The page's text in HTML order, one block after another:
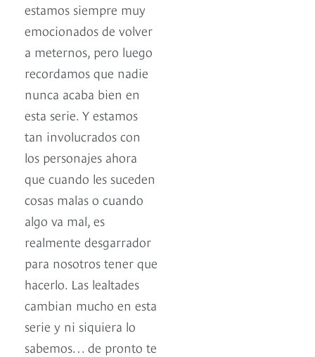
estamos siempre muy
emocionados de volver
a meternos, pero luego
recordamos que nadie
nunca acaba bien en
esta serie. Y estamos
tan involucrados con
los personajes ahora
que cuando les suceden
cosas malas o cuando
algo va mal, es
realmente desgarrador
para nosotros tener que
hacerlo. Las lealtades
cambian mucho en esta
serie y ni siquiera lo
sabemos… de pronto te